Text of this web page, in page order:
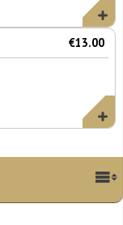
€13.00